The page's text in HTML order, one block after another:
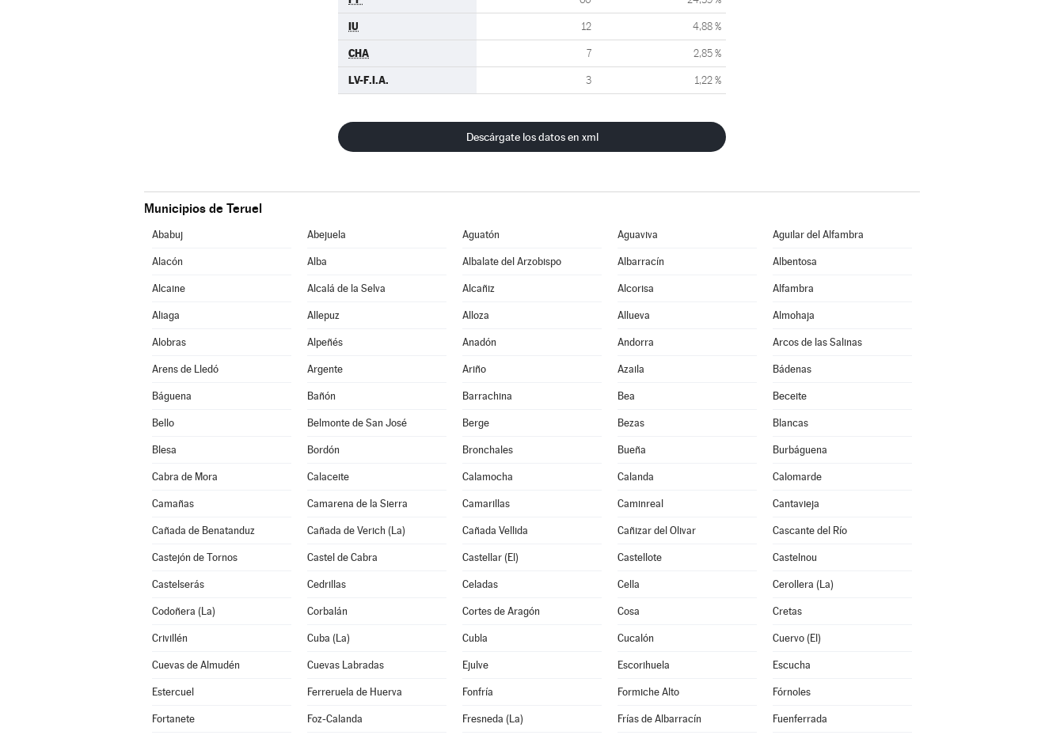
IU 12 4,88 %
CHA 7 2,85 %
LV-F.I.A. 3 1,22 %
Descárgate los datos en xml
Municipios de Teruel
Ababuj Abejuela Aguatón Aguaviva Aguilar del Alfambra
Alacón Alba Albalate del Arzobispo Albarracín Albentosa
Alcaine Alcalá de la Selva Alcañiz Alcorisa Alfambra
Aliaga Allepuz Alloza Allueva Almohaja
Alobras Alpeñés Anadón Andorra Arcos de las Salinas
Arens de Lledó Argente Ariño Azaila Bádenas
Báguena Bañón Barrachina Bea Beceite
Bello Belmonte de San José Berge Bezas Blancas
Blesa Bordón Bronchales Bueña Burbáguena
Cabra de Mora Calaceite Calamocha Calanda Calomarde
Camañas Camarena de la Sierra Camarillas Caminreal Cantavieja
Cañada de Benatanduz Cañada de Verich (La) Cañada Vellida Cañizar del Olivar Cascante del Río
Castejón de Tornos Castel de Cabra Castellar (El) Castellote Castelnou
Castelserás Cedrillas Celadas Cella Cerollera (La)
Codoñera (La) Corbalán Cortes de Aragón Cosa Cretas
Crivillén Cuba (La) Cubla Cucalón Cuervo (El)
Cuevas de Almudén Cuevas Labradas Ejulve Escorihuela Escucha
Estercuel Ferreruela de Huerva Fonfría Formiche Alto Fórnoles
Fortanete Foz-Calanda Fresneda (La) Frías de Albarracín Fuenferrada